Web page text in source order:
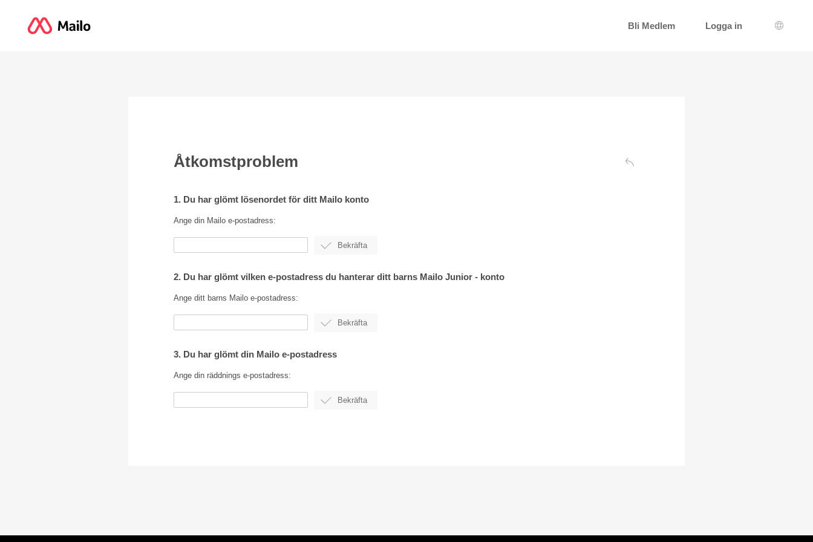
Bli Medlem Logga in
Åtkomstproblem Tillbaka
1. Du har glömt lösenordet för ditt Mailo konto
Ange din Mailo e-postadress:
2. Du har glömt vilken e-postadress du hanterar ditt barns Mailo Junior - konto
Ange ditt barns Mailo e-postadress:
3. Du har glömt din Mailo e-postadress
Ange din räddnings e-postadress: